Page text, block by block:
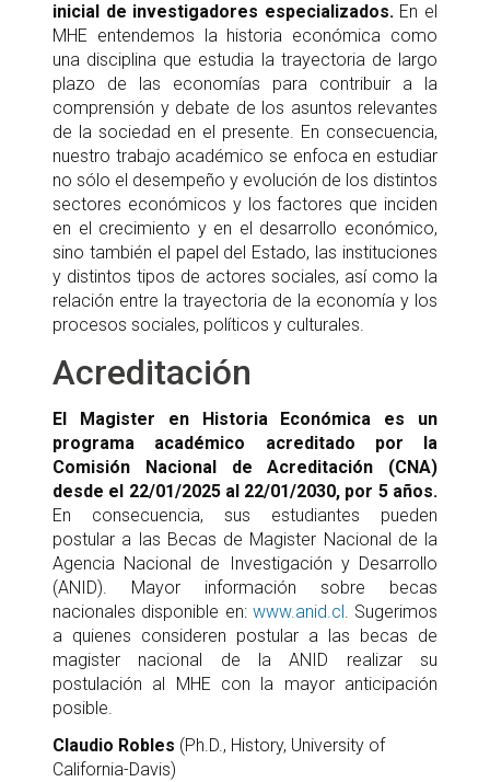
inicial de investigadores especializados.En el
MHE entendemos la historia económica como
una disciplina que estudia la trayectoria de largo
plazo de las economías para contribuir a la
comprensión y debate de los asuntos relevantes
de la sociedad en el presente. En consecuencia,
nuestro trabajo académico se enfoca en estudiar
no sólo el desempeño y evolución de los distintos
sectores económicos y los factores que inciden
en el crecimiento y en el desarrollo económico,
sino también el papel del Estado, las instituciones
y distintos tipos de actores sociales, así como la
relación entre la trayectoria de la economía y los
procesos sociales, políticos y culturales.
Acreditación
El Magister en Historia Económica es un
programa académico acreditado por la
Comisión Nacional de Acreditación (CNA)
desde el 22/01/2025 al 22/01/2030, por 5 años.
En consecuencia, sus estudiantes pueden
postular a las Becas de Magister Nacional de la
Agencia Nacional de Investigación y Desarrollo
(ANID). Mayor información sobre becas
nacionales disponible en: www.anid.cl. Sugerimos
a quienes consideren postular a las becas de
magister nacional de la ANID realizar su
postulación al MHE con la mayor anticipación
posible.
Claudio Robles (Ph.D., History, University of
California-Davis)